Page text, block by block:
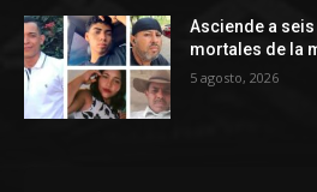
Asciende a
mortales de la
5 agosto, 2026